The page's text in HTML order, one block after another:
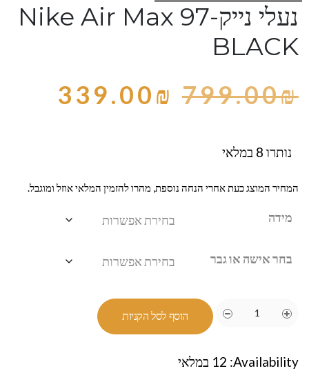
נעלי נייק-Nike Air Max 97
BLACK
799.00₪
339.00₪
נותרו 8 במלאי
המחיר המוצג כעת אחרי הנחה נוספת, מהרו להזמין המלאי אוזל ומוגבל.
מידה
בחר אישה או גבר
הוסף לסל הקניות
Availability: 12 במלאי